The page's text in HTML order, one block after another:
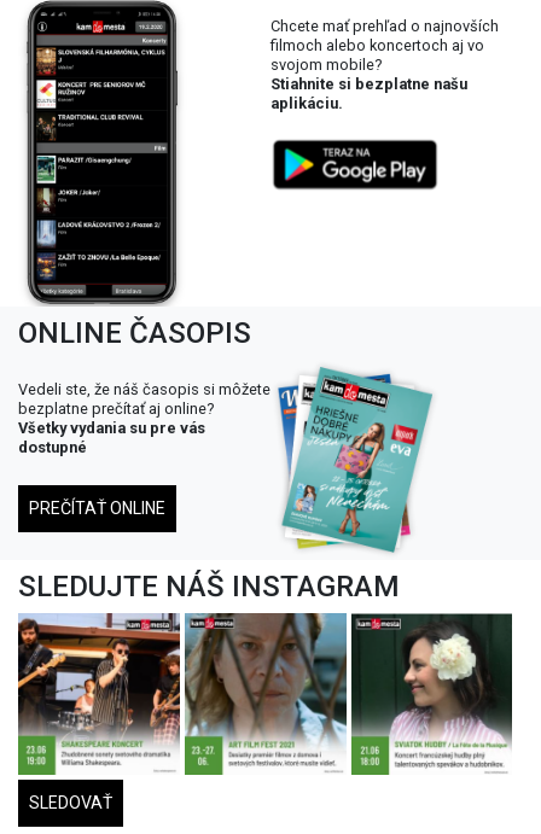
Chcete mať prehľad o najnovších
filmoch alebo koncertoch aj vo
svojom mobile?
Stiahnite si bezplatne našu
aplikáciu.
ONLINE ČASOPIS
Vedeli ste, že náš časopis si môžete
bezplatne prečítať aj online?
Všetky vydania su pre vás
dostupné
PREČÍTAŤ ONLINE
SLEDUJTE NÁŠ INSTAGRAM
SLEDOVAŤ